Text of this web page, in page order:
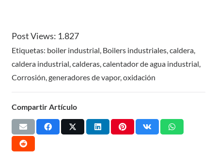
Post Views: 1.827
Etiquetas: boiler industrial Boilers industriales caldera
caldera industrial calderas calentador de agua industrial
Corrosión generadores de vapor, oxidación
Compartir Artículo